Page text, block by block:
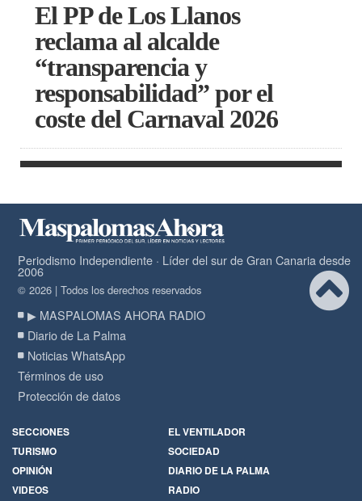
El PP de Los Llanos
reclama al alcalde
“transparencia y
responsabilidad” por el
coste del Carnaval 2026
Periodismo Independiente · Líder del sur de Gran Canaria desde
2006
© 2026 | Todos los derechos reservados
▶ MASPALOMAS AHORA RADIO
Diario de La Palma
Noticias WhatsApp
Términos de uso
Protección de datos
SECCIONES
EL VENTILADOR
TURISMO
SOCIEDAD
OPINIÓN
DIARIO DE LA PALMA
VIDEOS
RADIO